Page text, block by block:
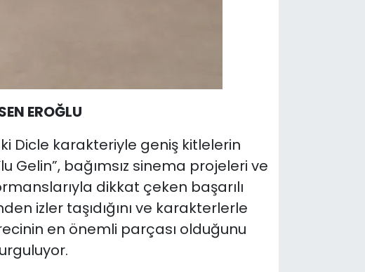
EROĞLU
Dicle karakteriyle geniş kitlelerin
Gelin”, bağımsız sinema projeleri ve
dikkat çeken başarılı
izler taşıdığını ve karakterlerle
en önemli parçası olduğunu